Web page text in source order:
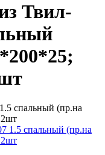
Твил-
спальный (пр.на
2шт